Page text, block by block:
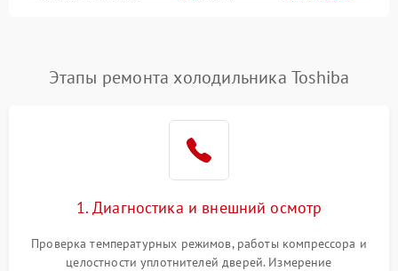
Поломка системы No Frost 2600 ₽ Подробнее →
работе
2000 ₽ Подробнее →
Этапы ремонта холодильника Toshiba
1. Диагностика и внешний осмотр
Проверка температурных режимов, работы компрессора и
целостности уплотнителей дверей. Измерение